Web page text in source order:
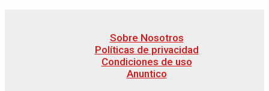
Sobre Nosotros
Políticas de privacidad
Condiciones de uso
Anuntico